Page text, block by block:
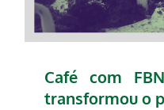
Café com
transformou o